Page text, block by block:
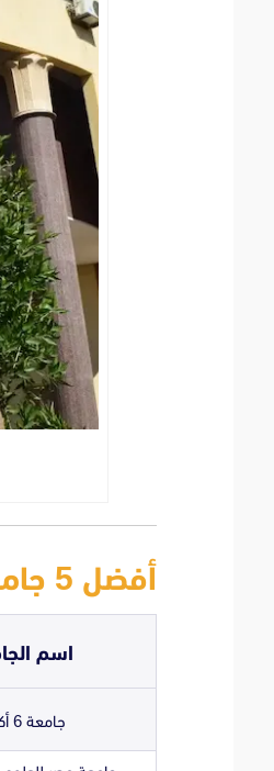
أفضل 5 جامعات خاصة لدراسة الطب في مصر
اسم
جامعة 6 أكتوبر